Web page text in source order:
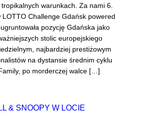
warunkach. Za nami 6.
LOTTO Challenge Gdańsk powered
pozycję Gdańska jako
stolic europejskiego
najbardziej prestiżowym
na dystansie średnim cyklu
po morderczej walce […]